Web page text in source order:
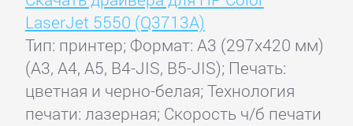
LaserJet 5550 (Q3713A)
Тип: принтер; Формат: A3 (297x420 мм)
(A3, A4, A5, B4-JIS, B5-JIS); Печать:
цветная и черно-белая; Технология
печати: лазерная; Скорость ч/б печати